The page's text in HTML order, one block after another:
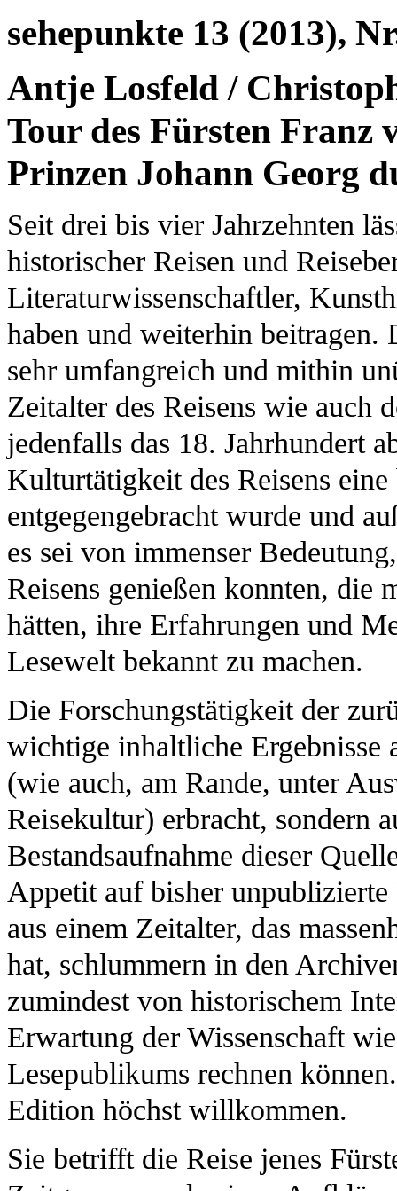
sehepunkte 13 (2013),
Antje Losfeld /
Tour des Fürsten Franz
Prinzen Johann Georg
Seit drei bis vier Jahrzehnten
historischer Reisen und
Literaturwissenschaftler,
haben und weiterhin beitragen.
sehr umfangreich und mithin
Zeitalter des Reisens wie auch
jedenfalls das 18. Jahrhundert
Kulturtätigkeit des Reisens eine
entgegengebracht wurde und
es sei von immenser
Reisens genießen konnten, die
hätten, ihre Erfahrungen und
Lesewelt bekannt zu machen.
Die Forschungstätigkeit der
wichtige inhaltliche Ergebnisse
(wie auch, am Rande, unter
Reisekultur) erbracht, sondern
Bestandsaufnahme dieser
Appetit auf bisher unpublizierte
aus einem Zeitalter, das
hat, schlummern in den
zumindest von historischem
Erwartung der Wissenschaft
Lesepublikums rechnen
Edition höchst willkommen.
Sie betrifft die Reise jenes